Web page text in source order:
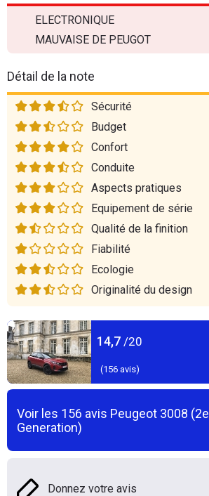
ELECTRONIQUE
MAUVAISE DE PEUGOT
Détail de la note
Sécurité
Budget
Confort
Conduite
Aspects pratiques
Equipement de série
Qualité de la finition
Fiabilité
Ecologie
Originalité du design
14,7 /20
(156avis)
Voir les 156 avis Peugeot 3008 (2e
Generation)
Donnez votre avis